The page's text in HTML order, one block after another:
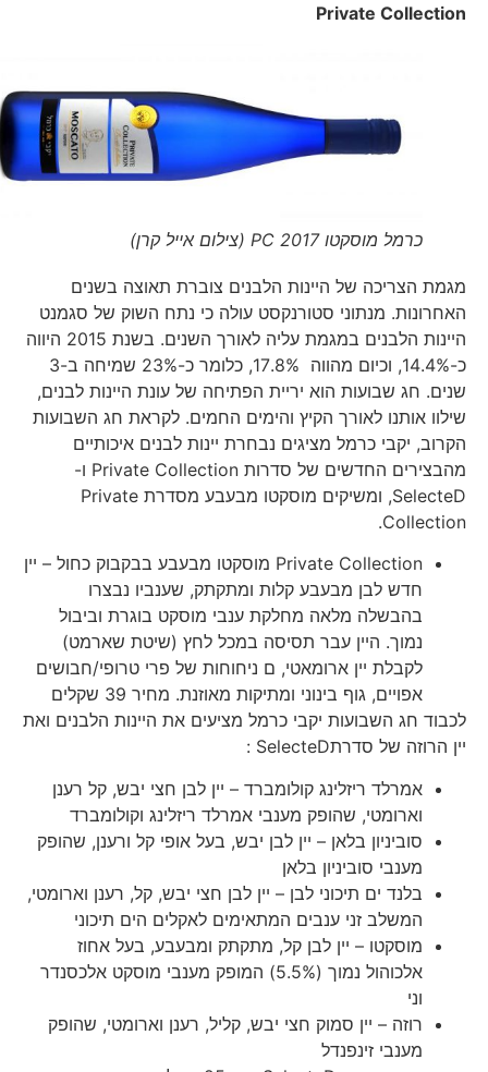
Private Collection
כרמל מוסקטו PC 2017 (צילום אייל קרן)
מגמת הצריכה של היינות הלבנים צוברת תאוצה בשנים
האחרונות. מנתוני סטורנקסט עולה כי נתח השוק של סגמנט
היינות הלבנים במגמת עליה לאורך השנים. בשנת 2015 היווה
כ-14.4%, וכיום מהווה 17.8%, כלומר כ-23% שמיחה ב-3
שנים. חג שבועות הוא יריית הפתיחה של עונת היינות לבנים,
שילוו אותנו לאורך הקיץ והימים החמים. לקראת חג השבועות
הקרוב, יקבי כרמל מציגים נבחרת יינות לבנים איכותיים
מהבצירים החדשים של סדרות Private Collection ו-
SelecteD, ומשיקים מוסקטו מבעבע מסדרת Private
Collection.
Private Collection מוסקטו מבעבע בבקבוק כחול – יין
חדש לבן מבעבע קלות ומתקתק, שענביו נבצרו
בהבשלה מלאה מחלקת ענבי מוסקט בוגרת וביבול
נמוך. היין עבר תסיסה במכל לחץ (שיטת שארמט)
לקבלת יין ארומאטי, ם ניחוחות של פרי טרופי/חבושים
אפויים, גוף בינוני ומתיקות מאוזנת. מחיר 39 שקלים
לכבוד חג השבועות יקבי כרמל מציעים את היינות הלבנים ואת
יין הרוזה של סדרתSelecteD :
אמרלד ריזלינג קולומברד – יין לבן חצי יבש, קל רענן
וארומטי, שהופק מענבי אמרלד ריזלינג וקולומברד
סוביניון בלאן – יין לבן יבש, בעל אופי קל ורענן, שהופק
מענבי סוביניון בלאן
בלנד ים תיכוני לבן – יין לבן חצי יבש, קל, רענן וארומטי,
המשלב זני ענבים המתאימים לאקלים הים תיכוני
מוסקטו – יין לבן קל, מתקתק ומבעבע, בעל אחוז
אלכוהול נמוך (5.5%) המופק מענבי מוסקט אלכסנדר
רוזה – יין סמוק חצי יבש, קליל, רענן וארומטי, שהופק
מענבי זינפנדל